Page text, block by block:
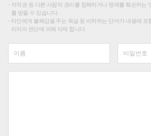
저작권 등 다른 사람의 권리를 침해하거나 명예를 훼손하는
를 받을 수 있습니다.
타인에게 불쾌감을 주는 욕설 등 비하하는 단어가 내용에 포
리자의 판단에 의해 삭제 합니다.